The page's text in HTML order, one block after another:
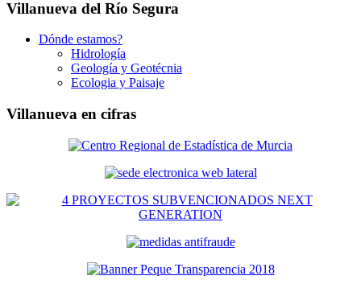
Villanueva del Río Segura
Dónde estamos?
Hidrología
Geología y Geotécnia
Ecologia y Paisaje
Villanueva en cifras